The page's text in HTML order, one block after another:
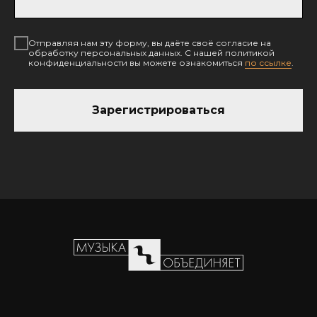
Отправляя нам эту форму, вы даёте своё согласие на
обработку персональных данных. С нашей политикой
конфиденциальности вы можете ознакомиться по ссылке
Зарегистрироваться